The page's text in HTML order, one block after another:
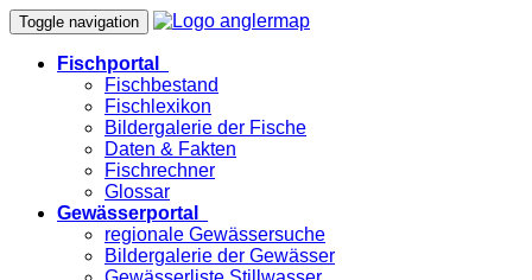
Toggle navigation
Fischportal
Fischbestand
Fischlexikon
Bildergalerie der Fische
Daten & Fakten
Fischrechner
Glossar
Gewässerportal
regionale Gewässersuche
Bildergalerie der Gewässer